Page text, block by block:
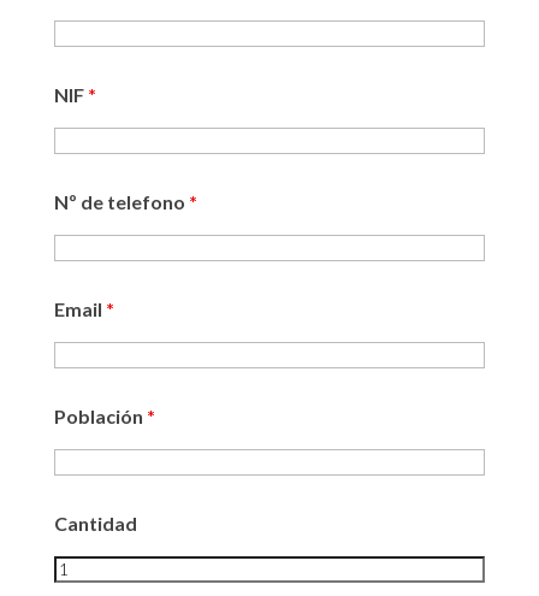
NIF *
Nº de telefono *
Email *
Población *
Cantidad